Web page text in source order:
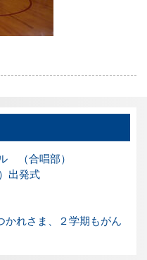
（合唱部）
出発式
かれさま、２学期もがん